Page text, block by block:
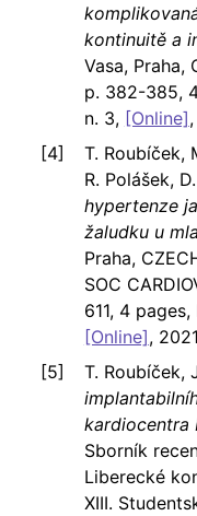
kontinuitě a
Vasa,
p. 382-385,
n. 3, [Online]
T. Roubíček,
R. Polášek,
hypertenze
žaludku u
Praha,
SOC
611, 4
[Online], 2021
T. Roubíček,
kardiocentra
Sborník
Liberecké
XIII.